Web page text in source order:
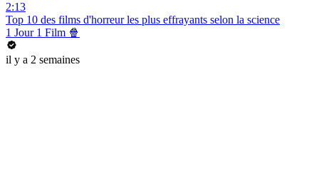
2:13
Top 10 des films d'horreur les plus effrayants selon la science
1 Jour 1 Film 🍿
il y a 2 semaines